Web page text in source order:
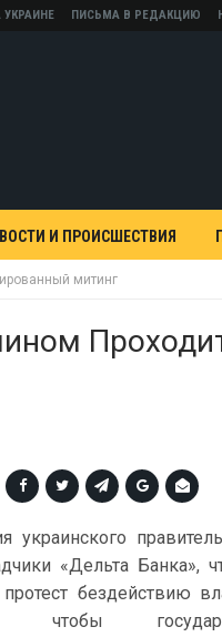
УКРАИНЕ ПИСЬМА В РЕДАКЦИЮ
И ПРОИСШЕСТВИЯ
митинг
украинского
«Дельта Банка»,
бездействию
чтобы